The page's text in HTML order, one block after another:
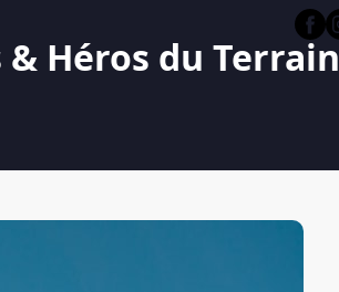
Héros du Terrain